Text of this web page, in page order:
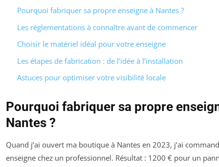
Pourquoi fabriquer sa propre enseigne à Nantes ?
Les réglementations à connaître avant de commencer
Choisir le matériel idéal pour votre enseigne
Les étapes de fabrication : de l’idée à l’installation
Astuces pour optimiser votre visibilité locale
Pourquoi fabriquer sa propre
Nantes ?
Quand j’ai ouvert ma boutique à Nantes en 2023, j’ai
enseigne chez un professionnel. Résultat : 1200 € pour un